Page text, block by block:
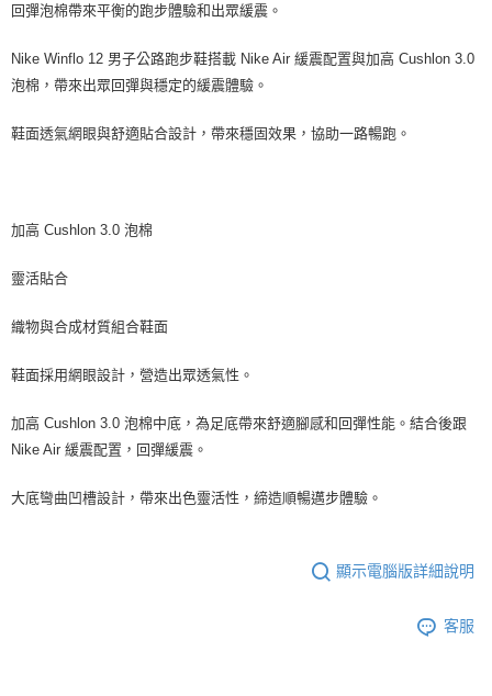
回彈泡棉帶來平衡的跑步體驗和出眾緩震。
Nike Winflo 12 男子公路跑步鞋搭載 Nike Air 緩震配置與加高 Cushlon 3.0
泡棉，帶來出眾回彈與穩定的緩震體驗。
鞋面透氣網眼與舒適貼合設計，帶來穩固效果，協助一路暢跑。
加高 Cushlon 3.0 泡棉
靈活貼合
織物與合成材質組合鞋面
鞋面採用網眼設計，營造出眾透氣性。
加高 Cushlon 3.0 泡棉中底，為足底帶來舒適腳感和回彈性能。結合後跟
Nike Air 緩震配置，回彈緩震。
大底彎曲凹槽設計，帶來出色靈活性，締造順暢邁步體驗。
顯示電腦版詳細說明
客服